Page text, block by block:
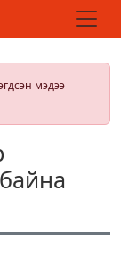
мэдээ